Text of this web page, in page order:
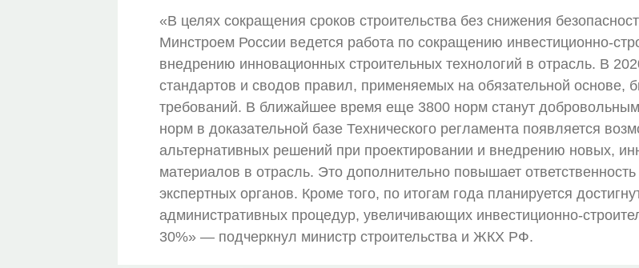
«В целях сокращения сроков строительства без снижения
Минстроем России ведется работа по сокращению инвестиционно-
внедрению инновационных строительных технологий в отрасль. В
стандартов и сводов правил, применяемых на обязательной основе,
требований. В ближайшее время еще 3800 норм станут
норм в доказательной базе Технического регламента появляется
альтернативных решений при проектировании и внедрению новых,
материалов в отрасль. Это дополнительно повышает
экспертных органов. Кроме того, по итогам года планируется
административных процедур, увеличивающих инвестиционно-
30%» — подчеркнул министр строительства и ЖКХ РФ.